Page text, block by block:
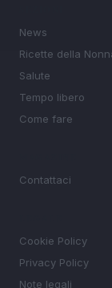
News
Ricette della
Salute
Tempo libero
Come fare
Contattaci
Cookie Policy
Privacy Policy
Note legali